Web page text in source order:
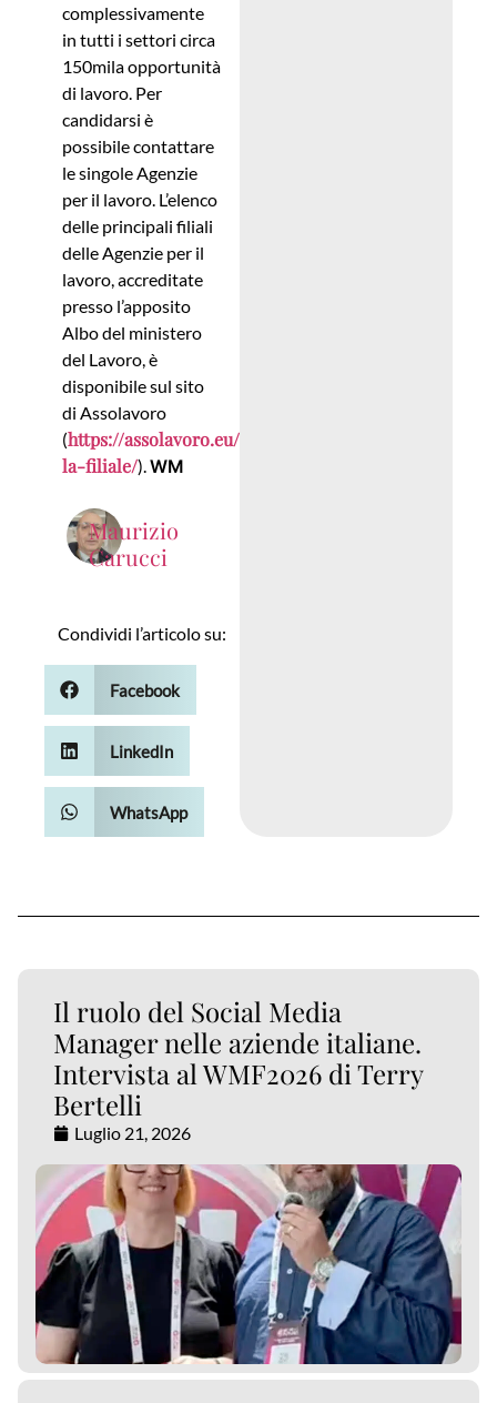
complessivamente
in tutti i settori circa
150mila opportunità
di lavoro. Per
candidarsi è
possibile contattare
le singole Agenzie
per il lavoro. L’elenco
delle principali filiali
delle Agenzie per il
lavoro, accreditate
presso l’apposito
Albo del ministero
del Lavoro, è
disponibile sul sito
di Assolavoro
(https://assolavoro.eu/trova-
la-filiale/).WM
Maurizio
Carucci
Condividi l’articolo su:
Facebook
LinkedIn
WhatsApp
Il ruolo del Social Media
Manager nelle aziende italiane.
Intervista al WMF2026 di Terry
Bertelli
Luglio 21, 2026